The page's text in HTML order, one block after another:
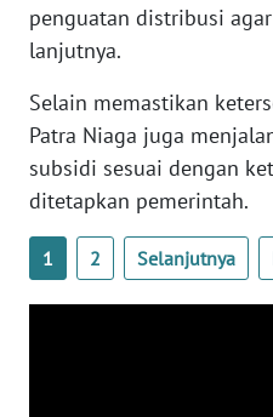
penguatan distribusi
lanjutnya.
Selain memastikan
Patra Niaga juga
subsidi sesuai dengan
ditetapkan pemerintah.
1 2 Selanjutnya
JAMBI
WN
WN
NTB
WN